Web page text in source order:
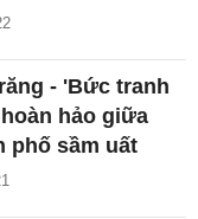
- 'Bức tranh
hảo giữa
phố sầm uất